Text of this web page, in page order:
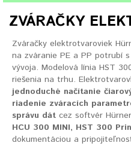
ZVÁRAČKY
Zváračky elektrotvaroviek
na zváranie PE a PP potrubí
vývoja. Modelová línia HST
riešenia na trhu.
jednoduché načítanie
riadenie zváracích
správu dát cez softvér
HCU 300 MINI, HST 300
dokumentáciou a